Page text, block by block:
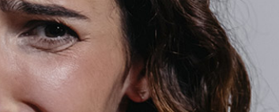
Cuidado dental
infantil
Dieta Blanda
Implantes dentales